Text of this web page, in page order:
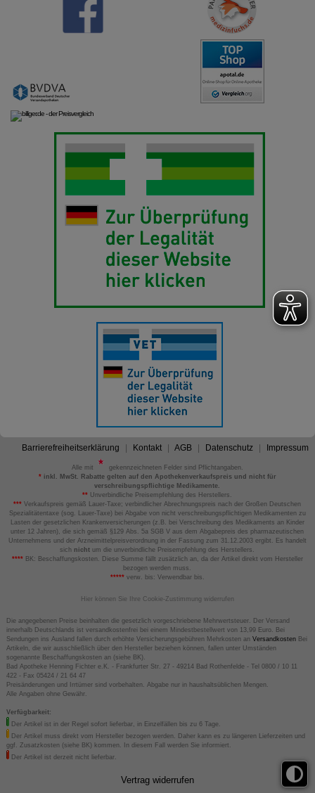
Barrierefreiheitserklärung Kontakt AGB Datenschutz Impressum
Alle mit
gekennzeichneten Felder sind Pflichtangaben.
*inkl. MwSt. Rabatte gelten auf den Apothekenverkaufspreis und nicht für
verschreibungspflichtige Medikamente.
** Unverbindliche Preisempfehlung des Herstellers.
*** Verkaufspreis gemäß Lauer-Taxe; verbindlicher Abrechnungspreis nach der Großen Deutschen
Spezialitätentaxe (sog. Lauer-Taxe) bei Abgabe von nicht verschreibungspflichtigen Medikamenten zu
Lasten der gesetzlichen Krankenversicherungen (z.B. bei Verschreibung des Medikaments an Kinder
unter 12 Jahren), die sich gemäß §129 Abs. 5a SGB V aus dem Abgabepreis des pharmazeutischen
Unternehmens und der Arzneimittelpreisverordnung in der Fassung zum 31.12.2003 ergibt. Es handelt
sich nicht um die unverbindliche Preisempfehlung des Herstellers.
****BK: Beschaffungskosten. Diese Summe fällt zusätzlich an, da der Artikel direkt vom Hersteller
bezogen werden muss.
*****verw. bis: Verwendbar bis.
Hier können Sie Ihre Cookie-Zustimmung widerrufen
Die angegebenen Preise beinhalten die gesetzlich vorgeschriebene Mehrwertsteuer. Der Versand
innerhalb Deutschlands ist versandkostenfrei bei einem Mindestbestellwert von 13,99 Euro. Bei
Sendungen ins Ausland fallen durch erhöhte Versicherungsgebühren Mehrkosten an VersandkostenBei
Artikeln, die wir ausschließlich über den Hersteller beziehen können, fallen unter Umständen
sogenannte Beschaffungskosten an (siehe BK).
Bad Apotheke Henning Fichter e.K. - Frankfurter Str. 27 - 49214 Bad Rothenfelde - Tel 0800 / 10 11
422 - Fax 05424 / 21 64 47
Preisänderungen und Irrtümer sind vorbehalten. Abgabe nur in haushaltsüblichen Mengen.
Alle Angaben ohne Gewähr.
Verfügbarkeit:
Der Artikel ist in der Regel sofort lieferbar, in Einzelfällen bis zu 6 Tage.
Der Artikel muss direkt vom Hersteller bezogen werden. Daher kann es zu längeren Lieferzeiten und
ggf. Zusatzkosten (siehe BK) kommen. In diesem Fall werden Sie informiert.
Der Artikel ist derzeit nicht lieferbar.
Vertrag widerrufen